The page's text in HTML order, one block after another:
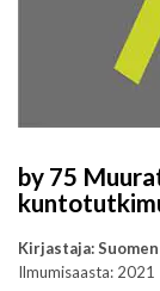
by 75
Kirjastaja:
Ilmumisaasta: 2021